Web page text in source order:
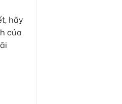
hãy
của